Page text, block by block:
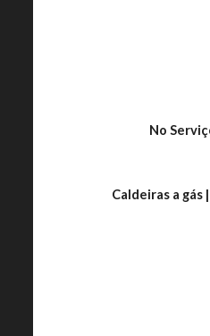
No
Caldeiras a gás